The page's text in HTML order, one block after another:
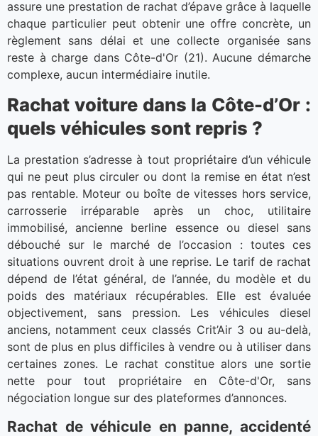
assure une prestation de rachat d’épave grâce à laquelle
chaque particulier peut obtenir une offre concrète, un
règlement sans délai et une collecte organisée sans
reste à charge dans Côte-d'Or (21). Aucune démarche
complexe, aucun intermédiaire inutile.
Rachat voiture dans la Côte-d’Or :
quels véhicules sont repris ?
La prestation s’adresse à tout propriétaire d’un véhicule
qui ne peut plus circuler ou dont la remise en état n’est
pas rentable. Moteur ou boîte de vitesses hors service,
carrosserie irréparable après un choc, utilitaire
immobilisé, ancienne berline essence ou diesel sans
débouché sur le marché de l’occasion : toutes ces
situations ouvrent droit à une reprise. Le tarif de rachat
dépend de l’état général, de l’année, du modèle et du
poids des matériaux récupérables. Elle est évaluée
objectivement, sans pression. Les véhicules diesel
anciens, notamment ceux classés Crit’Air 3 ou au-delà,
sont de plus en plus difficiles à vendre ou à utiliser dans
certaines zones. Le rachat constitue alors une sortie
nette pour tout propriétaire en Côte-d'Or, sans
négociation longue sur des plateformes d’annonces.
Rachat de véhicule en panne, accidenté